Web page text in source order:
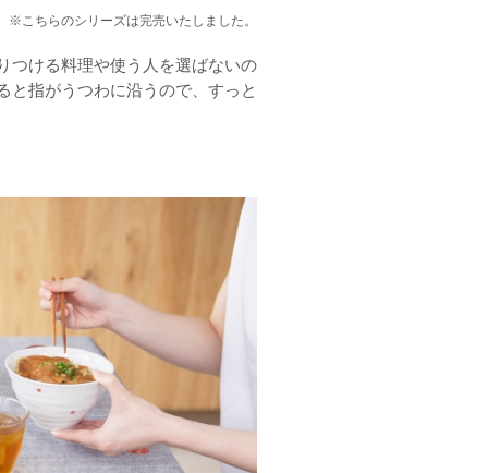
※こちらのシリーズは完売いたしました。
つける料理や使う人を選ばないの
と指がうつわに沿うので、すっと